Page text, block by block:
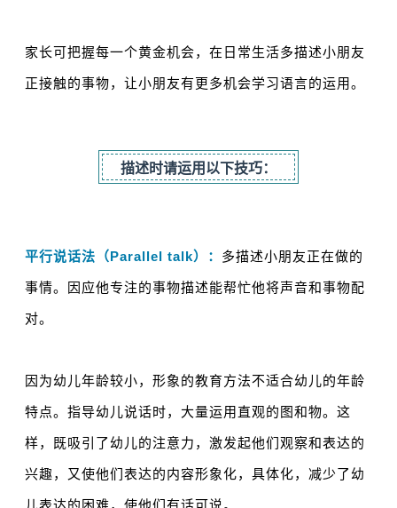
家长可把握每一个黄金机会，在日常生活多描述小朋友
正接触的事物，让小朋友有更多机会学习语言的运用。
描述时请运用以下技巧：
平行说话法（Parallel talk）： 多描述小朋友正在做的
事情。因应他专注的事物描述能帮忙他将声音和事物配
对。
因为幼儿年龄较小，形象的教育方法不适合幼儿的年龄
特点。指导幼儿说话时，大量运用直观的图和物。这
样，既吸引了幼儿的注意力，激发起他们观察和表达的
兴趣，又使他们表达的内容形象化，具体化，减少了幼
儿表达的困难，使他们有话可说。